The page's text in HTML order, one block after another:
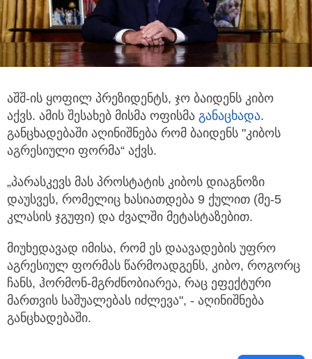
აშშ-ის ყოფილ პრეზიდენტს, ჯო ბაიდენს კიბო
აქვს. ამის შესახებ მისმა ოფისმა განაცხადა.
განცხადებაში აღინიშნება რომ ბაიდენს "კიბოს
აგრესიული ფორმა“ აქვს.
„პარასკევს მას პროსტატის კიბოს დიაგნოზი
დაუსვეს, რომელიც ხასიათდება 9 ქულით (მე-5
კლასის ჯგუფი) და ძვალში მეტასტაზებით.
მიუხედავად იმისა, რომ ეს დაავადების უფრო
აგრესიულ ფორმას წარმოადგენს, კიბო, როგორც
ჩანს, ჰორმონ-მგრძნობიარეა, რაც ეფექტური
მართვის საშუალებას იძლევა", - აღინიშნება
განცხადებაში.